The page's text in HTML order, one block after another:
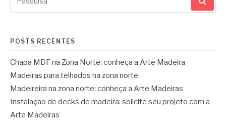
por:
POSTS RECENTES
Chapa MDF na Zona Norte: conheça a Arte Madeira
Madeiras para telhados na zona norte
Madeireira na zona norte: conheça a Arte Madeiras
Instalação de decks de madeira: solicite seu projeto com a
Arte Madeiras